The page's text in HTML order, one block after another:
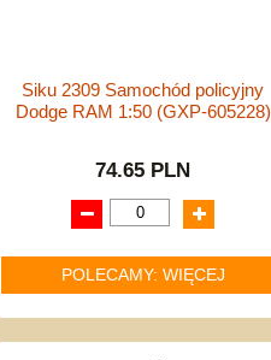
Siku 2309 Samochód policyjny
Dodge RAM 1:50 (GXP-605228)
74.65 PLN
POLECAMY: WIĘCEJ